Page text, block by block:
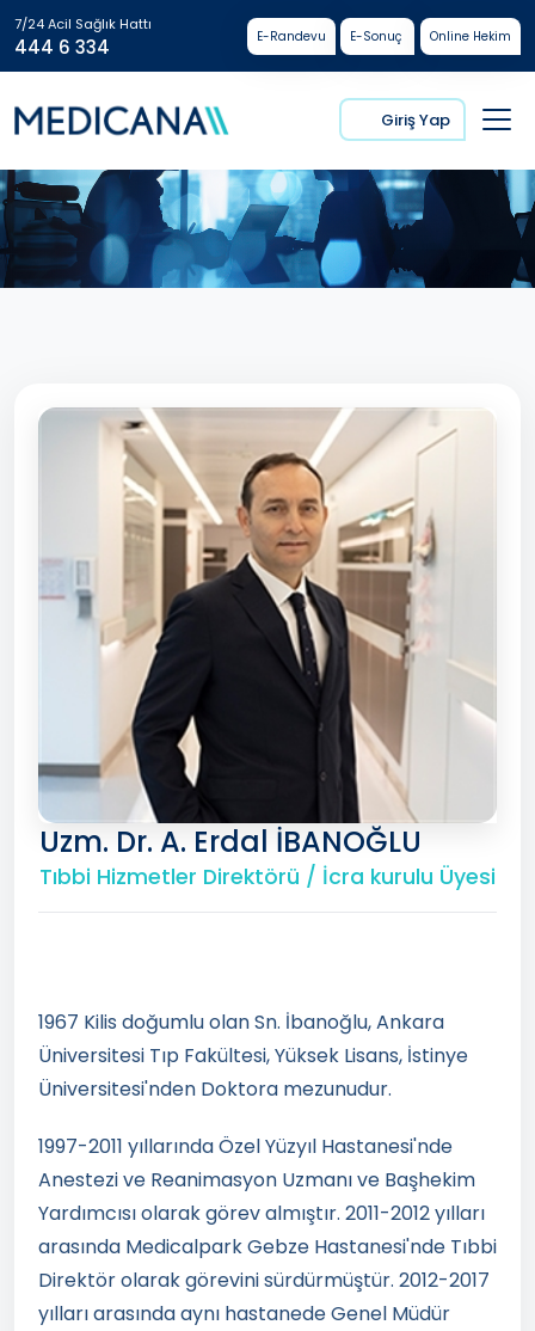
7/24 Acil Sağlık Hattı
444 6 334 E-Randevu E-Sonuç Online Hekim
Giriş Yap
Uzm. Dr. A. Erdal İBANOĞLU
Tıbbi Hizmetler Direktörü / İcra kurulu Üyesi
1967 Kilis doğumlu olan Sn. İbanoğlu, Ankara
Üniversitesi Tıp Fakültesi, Yüksek Lisans, İstinye
Üniversitesi'nden Doktora mezunudur.
1997-2011 yıllarında Özel Yüzyıl Hastanesi'nde
Anestezi ve Reanimasyon Uzmanı ve Başhekim
Yardımcısı olarak görev almıştır. 2011-2012 yılları
arasında Medicalpark Gebze Hastanesi'nde Tıbbi
Direktör olarak görevini sürdürmüştür. 2012-2017
yılları arasında aynı hastanede Genel Müdür